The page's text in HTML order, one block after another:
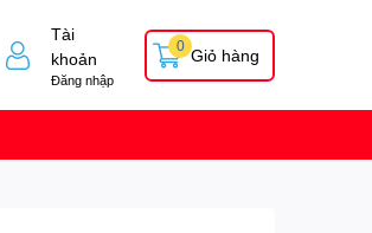
Tài
khoản
Đăng nhập
Giỏ hàng
0